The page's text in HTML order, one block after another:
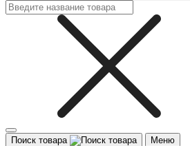
Поиск товара Меню